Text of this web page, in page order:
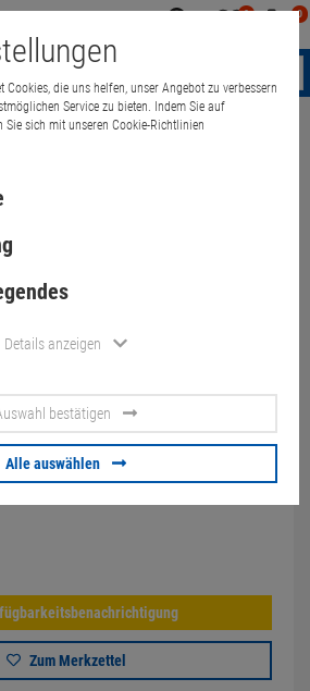
0 0
lüfterloser
8GB 250GB
Zum Merkzettel
Cookies, die uns helfen, unser Angebot zu verbessern
Service zu bieten. Indem Sie auf
Sie sich mit unseren Cookie-Richtlinien
Details anzeigen
bestätigen
Alle auswählen